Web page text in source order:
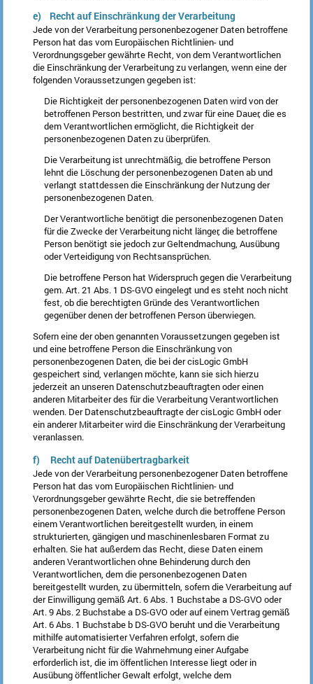
e) Recht auf Einschränkung der Verarbeitung
Jede von der Verarbeitung personenbezogener Daten betroffene
Person hat das vom Europäischen Richtlinien- und
Verordnungsgeber gewährte Recht, von dem Verantwortlichen
die Einschränkung der Verarbeitung zu verlangen, wenn eine der
folgenden Voraussetzungen gegeben ist:
Die Richtigkeit der personenbezogenen Daten wird von der
betroffenen Person bestritten, und zwar für eine Dauer, die es
dem Verantwortlichen ermöglicht, die Richtigkeit der
personenbezogenen Daten zu überprüfen.
Die Verarbeitung ist unrechtmäßig, die betroffene Person
lehnt die Löschung der personenbezogenen Daten ab und
verlangt stattdessen die Einschränkung der Nutzung der
personenbezogenen Daten.
Der Verantwortliche benötigt die personenbezogenen Daten
für die Zwecke der Verarbeitung nicht länger, die betroffene
Person benötigt sie jedoch zur Geltendmachung, Ausübung
oder Verteidigung von Rechtsansprüchen.
Die betroffene Person hat Widerspruch gegen die Verarbeitung
gem. Art. 21 Abs. 1 DS-GVO eingelegt und es steht noch nicht
fest, ob die berechtigten Gründe des Verantwortlichen
gegenüber denen der betroffenen Person überwiegen.
Sofern eine der oben genannten Voraussetzungen gegeben ist
und eine betroffene Person die Einschränkung von
personenbezogenen Daten, die bei der cisLogic GmbH
gespeichert sind, verlangen möchte, kann sie sich hierzu
jederzeit an unseren Datenschutzbeauftragten oder einen
anderen Mitarbeiter des für die Verarbeitung Verantwortlichen
wenden. Der Datenschutzbeauftragte der cisLogic GmbH oder
ein anderer Mitarbeiter wird die Einschränkung der Verarbeitung
veranlassen.
f) Recht auf Datenübertragbarkeit
Jede von der Verarbeitung personenbezogener Daten betroffene
Person hat das vom Europäischen Richtlinien- und
Verordnungsgeber gewährte Recht, die sie betreffenden
personenbezogenen Daten, welche durch die betroffene Person
einem Verantwortlichen bereitgestellt wurden, in einem
strukturierten, gängigen und maschinenlesbaren Format zu
erhalten. Sie hat außerdem das Recht, diese Daten einem
anderen Verantwortlichen ohne Behinderung durch den
Verantwortlichen, dem die personenbezogenen Daten
bereitgestellt wurden, zu übermitteln, sofern die Verarbeitung auf
der Einwilligung gemäß Art. 6 Abs. 1 Buchstabe a DS-GVO oder
Art. 9 Abs. 2 Buchstabe a DS-GVO oder auf einem Vertrag gemäß
Art. 6 Abs. 1 Buchstabe b DS-GVO beruht und die Verarbeitung
mithilfe automatisierter Verfahren erfolgt, sofern die
Verarbeitung nicht für die Wahrnehmung einer Aufgabe
erforderlich ist, die im öffentlichen Interesse liegt oder in
Ausübung öffentlicher Gewalt erfolgt, welche dem